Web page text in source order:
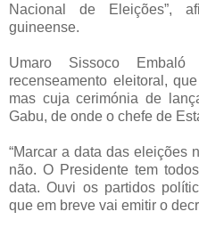
Nacional de Eleições”,
guineense.
Umaro Sissoco
recenseamento eleitoral,
mas cuja cerimónia de
Gabu, de onde o chefe de
“Marcar a data das eleições
não. O Presidente tem
data. Ouvi os partidos
que em breve vai emitir o